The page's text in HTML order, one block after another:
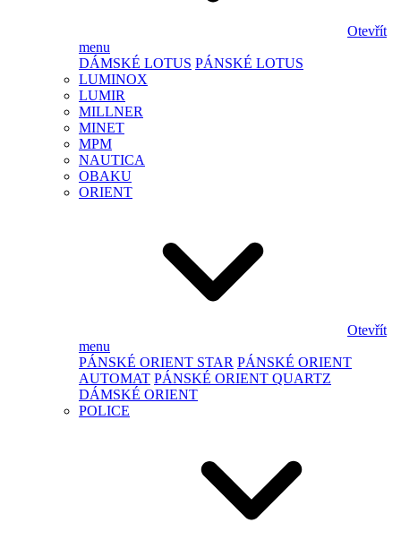
Otevřít
menu
DÁMSKÉ LOTUS PÁNSKÉ LOTUS
LUMINOX
LUMIR
MILLNER
MINET
MPM
NAUTICA
OBAKU
ORIENT
Otevřít
menu
PÁNSKÉ ORIENT STAR PÁNSKÉ ORIENT
AUTOMAT PÁNSKÉ ORIENT QUARTZ
DÁMSKÉ ORIENT
POLICE